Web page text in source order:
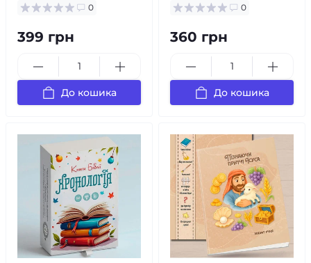
0
399 грн
До кошика
0
360 грн
До кошика